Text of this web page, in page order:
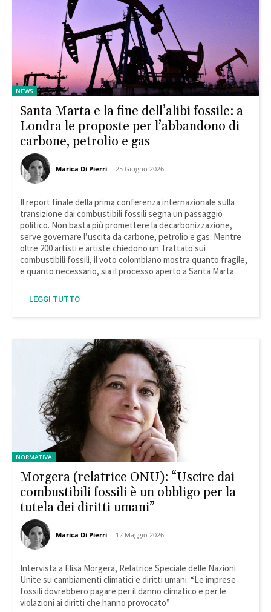
NEWS
Santa Marta e la fine dell’alibi fossile: a
Londra le proposte per l’abbandono di
carbone, petrolio e gas
Marica Di Pierri - 25 Giugno 2026
Il report finale della prima conferenza internazionale sulla
transizione dai combustibili fossili segna un passaggio
politico. Non basta più promettere la decarbonizzazione,
serve governare l’uscita da carbone, petrolio e gas. Mentre
oltre 200 artisti e artiste chiedono un Trattato sui
combustibili fossili, il voto colombiano mostra quanto fragile,
e quanto necessario, sia il processo aperto a Santa Marta
LEGGI TUTTO
NORMATIVA
Morgera (relatrice ONU): “Uscire dai
combustibili fossili è un obbligo per la
tutela dei diritti umani”
Marica Di Pierri - 12 Maggio 2026
Intervista a Elisa Morgera, Relatrice Speciale delle Nazioni
Unite su cambiamenti climatici e diritti umani: “Le imprese
fossili dovrebbero pagare per il danno climatico e per le
violazioni ai diritti che hanno provocato”